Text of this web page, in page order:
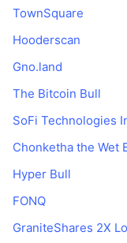
TownSquare
Hooderscan
Gno.land
The Bitcoin Bull
SoFi Technologies
Chonketha the Wet
Hyper Bull
FONQ
GraniteShares 2X